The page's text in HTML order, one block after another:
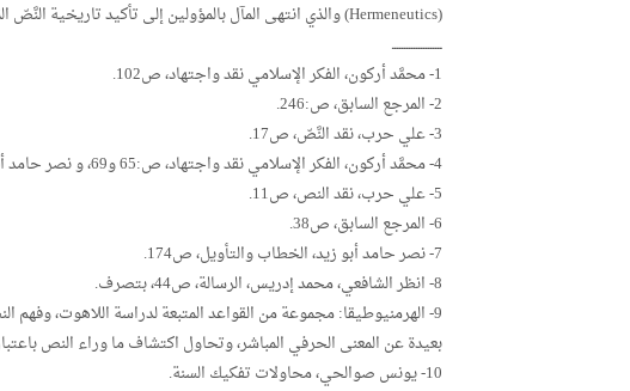
(Hermeneutics) والذي انتهى المآل بالمؤولين إلى تأكيد تاريخية النَّصّ المُقدَّس10 ومنه نقده وإقصاؤه.
ـــــــــــــــــــــ
1- محمَّد أركون، الفكر الإسلامي نقد واجتهاد، ص102.
2- المرجع السابق، ص:246.
3- علي حرب، نقد النَّصّ، ص17.
4- محمَّد أركون، الفكر الإسلامي نقد واجتهاد، ص:65 و69، و نصر حامد أبو زيد، الإمام الشافعي، ص41.
5- علي حرب، نقد النص، ص11.
6- المرجع السابق، ص38.
7- نصر حامد أبو زيد، الخطاب والتأويل، ص174.
8- انظر الشافعي، محمد إدريس، الرسالة، ص44، بتصرف.
9- الهرمنيوطيقا: مجموعة من القواعد المتبعة لدراسة اللاهوت، وفهم
بعيدة عن المعنى الحرفي المباشر، وتحاول اكتشاف ما وراء النص
10- يونس صوالحي، محاولات تفكيك السنة.